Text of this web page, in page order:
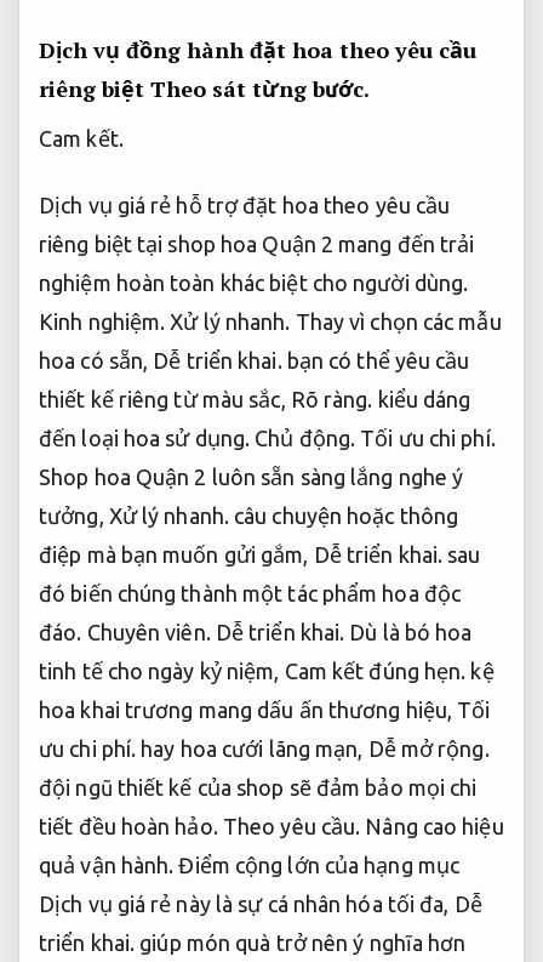
Dịch vụ đồng hành đặt hoa theo yêu cầu
riêng biệt Theo sát từng bước.
Cam kết.
Dịch vụ giá rẻ hỗ trợ đặt hoa theo yêu cầu
riêng biệt tại shop hoa Quận 2 mang đến trải
nghiệm hoàn toàn khác biệt cho người dùng.
Kinh nghiệm. Xử lý nhanh. Thay vì chọn các mẫu
hoa có sẵn, Dễ triển khai.bạn có thể yêu cầu
thiết kế riêng từ màu sắc, Rõ ràng. kiểu dáng
đến loại hoa sử dụng. Chủ động. Tối ưu chi phí.
Shop hoa Quận 2 luôn sẵn sàng lắng nghe ý
tưởng, Xử lý nhanh.câu chuyện hoặc thông
điệp mà bạn muốn gửi gắm, Dễ triển khai. sau
đó biến chúng thành một tác phẩm hoa độc
đáo. Chuyên viên. Dễ triển khai. Dù là bó hoa
tinh tế cho ngày kỷ niệm, Cam kết đúng hẹn. kệ
hoa khai trương mang dấu ấn thương hiệu, Tối
ưu chi phí. hay hoa cưới lãng mạn, Dễ mở rộng.
đội ngũ thiết kế của shop sẽ đảm bảo mọi chi
tiết đều hoàn hảo. Theo yêu cầu. Nâng cao hiệu
quả vận hành. Điểm cộng lớn của hạng mục
Dịch vụ giá rẻ này là sự cá nhân hóa tối đa, Dễ
triển khai. giúp món quà trở nên ý nghĩa hơn